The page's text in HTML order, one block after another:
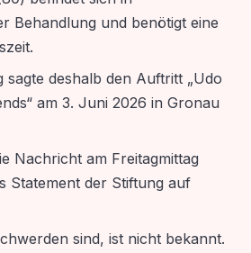
Behandlung und benötigt eine
sagte deshalb den Auftritt „Udo
am 3. Juni 2026 in Gronau
Nachricht am Freitagmittag
Statement der Stiftung auf
sind, ist nicht bekannt.